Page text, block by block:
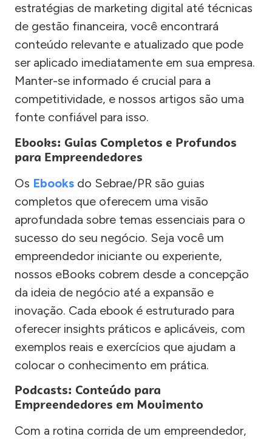
estratégias de marketing digital até técnicas
de gestão financeira, você encontrará
conteúdo relevante e atualizado que pode
ser aplicado imediatamente em sua empresa.
Manter-se informado é crucial para a
competitividade, e nossos artigos são uma
fonte confiável para isso.
Ebooks: Guias Completos e Profundos
para Empreendedores
Os Ebooks do Sebrae/PR são guias
completos que oferecem uma visão
aprofundada sobre temas essenciais para o
sucesso do seu negócio. Seja você um
empreendedor iniciante ou experiente,
nossos eBooks cobrem desde a concepção
da ideia de negócio até a expansão e
inovação. Cada ebook é estruturado para
oferecer insights práticos e aplicáveis, com
exemplos reais e exercícios que ajudam a
colocar o conhecimento em prática.
Podcasts: Conteúdo para
Empreendedores em Movimento
Com a rotina corrida de um empreendedor,